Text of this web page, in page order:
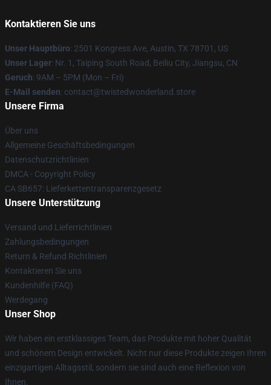
Kontaktieren Sie uns
Unser Hauptbüro: 2501 Kongress Ave, Austin, TX 78701, US
Unser Lager: Nr. 1, Taiping South Road, Beiliu City, Jiangsu, CN
Geruch: 9AM – 5PM (Mon – Fri)
E-Mail senden: contact@twistedwonderland.store
Unsere Firma
Über uns
Allgemeine Geschäftsbedingungen
Datenschutzrichtlinien
DMCA - Copyright Policy
CA SB657: Lieferkettentransparenzgesetz
Unsere Unterstützung
Versand und Lieferrichtlinien
Zahlungsbedingungen
Return & Refund Richtlinien
Kontaktieren Sie uns
Kundenhilfe (FAQ)
Werdegang
Unser Shop
Wir haben ein erstklassiges Team, das Produkte mit hoher Qualität
und schönem Design entwickelt. Nicht nur diese Produkte zeigen Ihren
einzigartigen Alltagsstil, sondern sie sind auch eine Reflexion von
Ihnen.